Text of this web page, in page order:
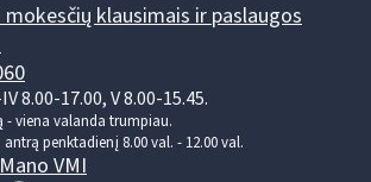
klausimais ir paslaugos
8.00-17.00, V 8.00-15.45.
- viena valanda trumpiau.
penktadienį 8.00 val. - 12.00 val.
Mano VMI